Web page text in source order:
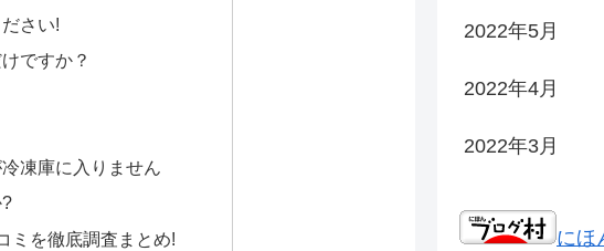
さい!
ですか？
凍庫に入りません
ミを徹底調査まとめ!
2022年5月
2022年4月
2022年3月
にほ